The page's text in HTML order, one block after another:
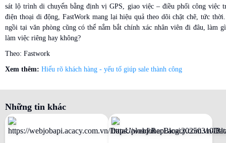
sát lộ trình di chuyển bằng định vị GPS, giao việc – điều phối công việc
điện thoại di động, FastWork mang lại hiệu quả theo dõi chặt chẽ, tức
ngồi tại văn phòng cũng có thể nắm bắt chính xác nhân viên đi đâu, làm
làm việc riêng hay không?
Theo: Fastwork
Xem thêm: Hiểu rõ khách hàng - yếu tố giúp sale thành công
Những tin khác